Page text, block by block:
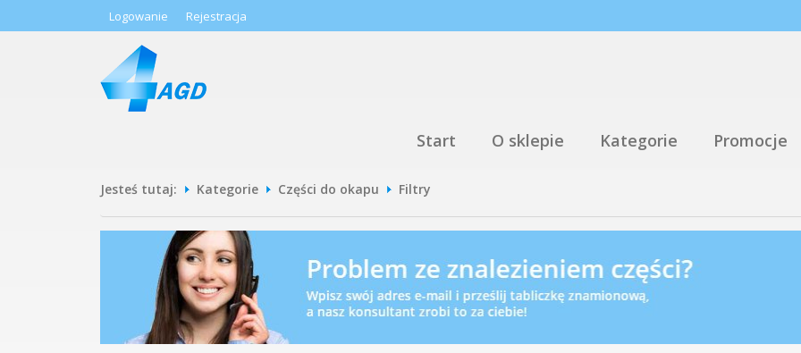
Logowanie Rejestracja
Start O sklepie Kategorie Promocje
Jesteś tutaj: Kategorie Części do okapu Filtry